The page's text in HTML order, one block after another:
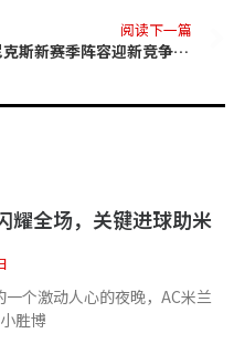
阅读下一篇
尼克斯新赛季阵容迎新竞争者 加里森-马修斯迎来挑战
耀全场，关键进球助米
一个激动人心的夜晚，AC米兰
胜博